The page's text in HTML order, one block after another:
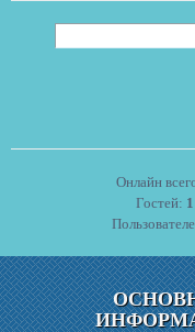
Онлайн
Гостей: 1